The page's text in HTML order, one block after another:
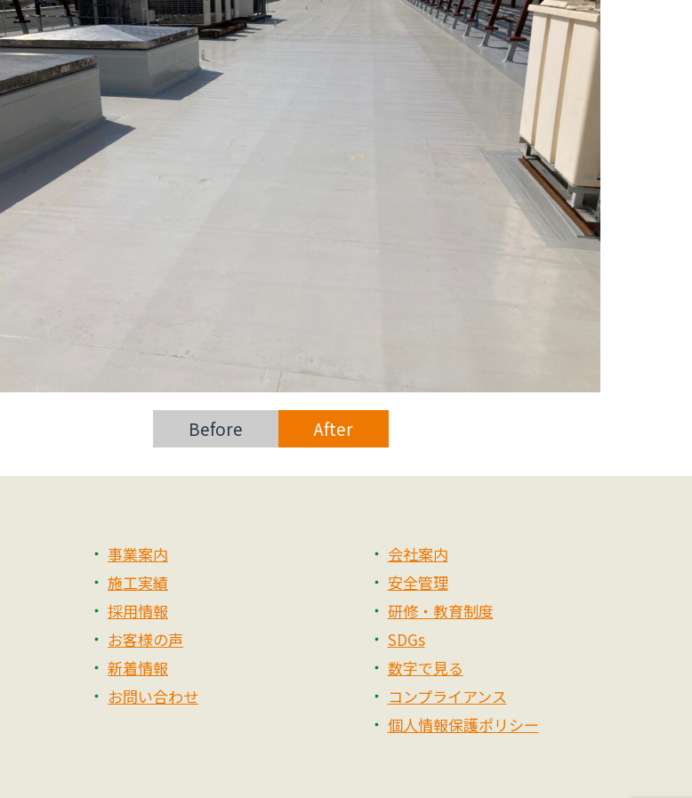
Before After
事業案内
施工実績
採用情報
お客様の声
新着情報
お問い合わせ
会社案内
安全管理
研修・教育制度
SDGs
数字で見る
コンプライアンス
個人情報保護ポリシー